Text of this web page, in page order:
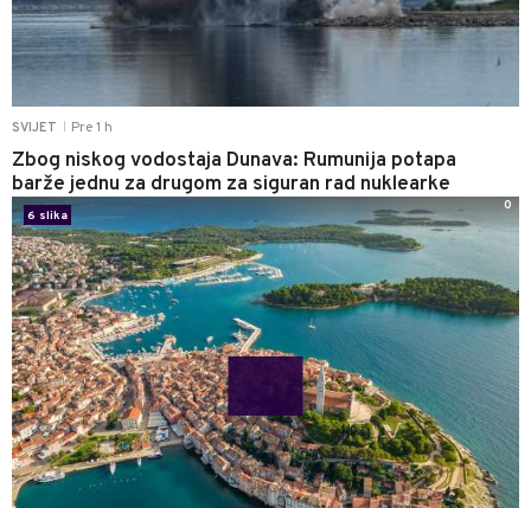
SVIJET Pre 1 h
Zbog niskog vodostaja Dunava: Rumunija potapa
barže jednu za drugom za siguran rad nuklearke
6 slika
0